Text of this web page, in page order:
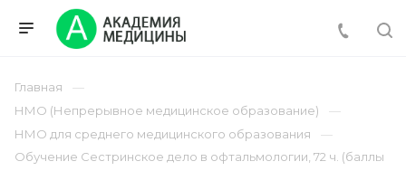
Главная
НМО (Непрерывное медицинское образование)
НМО для среднего медицинского образования
Обучение Сестринское дело в офтальмологии, 72 ч. (баллы